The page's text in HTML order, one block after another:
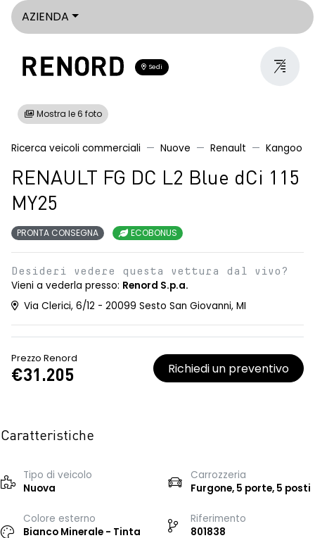
AZIENDA
Sedi
Mostra le 6 foto
Ricerca veicoli commerciali Nuove Renault Kangoo
RENAULT FG DC L2 Blue dCi 115
MY25
PRONTA CONSEGNA ECOBONUS
Desideri vedere questa vettura dal vivo?
Vieni a vederla presso: Renord S.p.a.
Via Clerici, 6/12 - 20099 Sesto San Giovanni, MI
Prezzo Renord
€31.205 Richiedi un preventivo
Caratteristiche
Tipo di veicolo
Nuova
Carrozzeria
Furgone, 5 porte, 5 posti
Colore esterno
Bianco Minerale - Tinta
Riferimento
801838